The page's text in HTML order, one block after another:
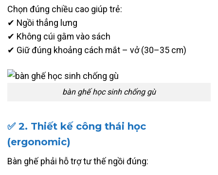
Chọn đúng chiều cao giúp trẻ:
✔ Ngồi thẳng lưng
✔ Không cúi gằm vào sách
✔ Giữ đúng khoảng cách mắt – vở (30–35 cm)
bàn ghế học sinh chống gù
✅ 2. Thiết kế công thái học
(ergonomic)
Bàn ghế phải hỗ trợ tư thế ngồi đúng: